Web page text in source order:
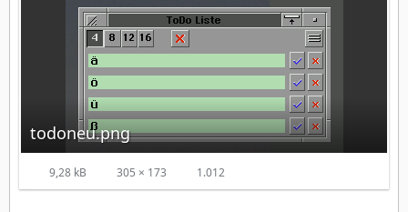
todoneu.png
9,28 kB 305 × 173 1.012